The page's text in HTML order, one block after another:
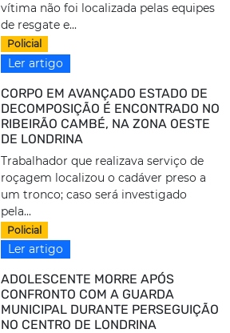
vítima não foi localizada pelas equipes
de resgate e...
Policial
Ler artigo
CORPO EM AVANÇADO ESTADO DE
DECOMPOSIÇÃO É ENCONTRADO NO
RIBEIRÃO CAMBÉ, NA ZONA OESTE
DE LONDRINA
Trabalhador que realizava serviço de
roçagem localizou o cadáver preso a
um tronco; caso será investigado
pela...
Policial
Ler artigo
ADOLESCENTE MORRE APÓS
CONFRONTO COM A GUARDA
MUNICIPAL DURANTE PERSEGUIÇÃO
NO CENTRO DE LONDRINA